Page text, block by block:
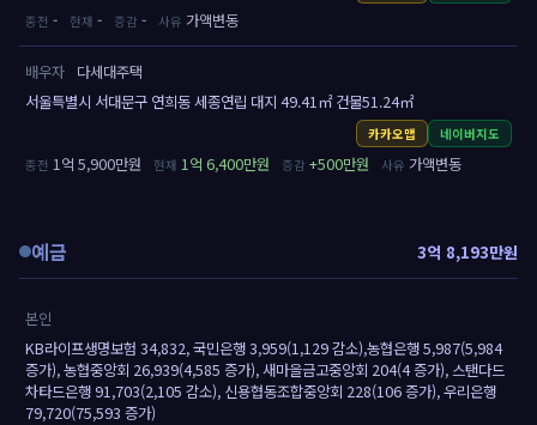
- - - 가액변동
배우자
다세대주택
서울특별시 서대문구 연희동 세종연립 대지 49.41㎡ 건물51.24㎡
카카오맵 네이버지도
1억 5,900만원 1억 6,400만원 +500만원 가액변동
예금 3억 8,193만원
본인
KB라이프생명보험 34,832, 국민은행 3,959(1,129 감소),농협은행 5,987(5,984
증가), 농협중앙회 26,939(4,585 증가), 새마을금고중앙회 204(4 증가), 스탠다드
차타드은행 91,703(2,105 감소), 신용협동조합중앙회 228(106 증가), 우리은행
79,720(75,593 증가)